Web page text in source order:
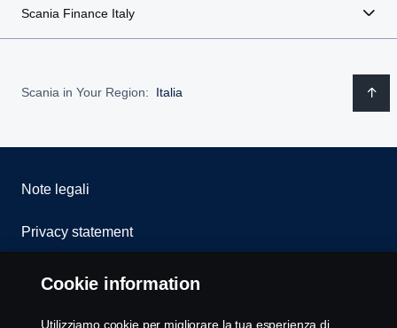
Scania Finance Italy
Scania in Your Region: Italia
Note legali
Privacy statement
Cookies
Whistleblowing
Cookie information
Utilizziamo cookie per migliorare la tua esperienza di